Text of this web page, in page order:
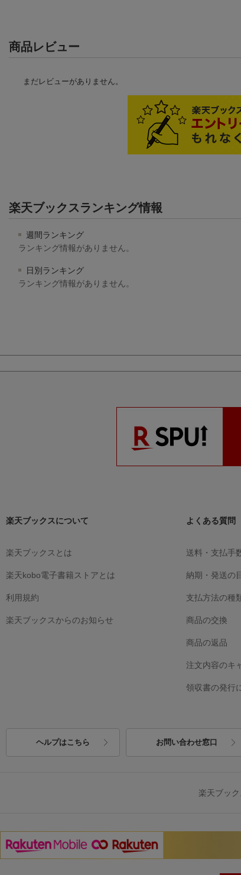
商品レビュー
まだレビューがありません。
楽天ブックスランキング情報
週間ランキング
ランキング情報がありません。
日別ランキング
ランキング情報がありません。
楽天ブックスについて
楽天ブックスとは
楽天kobo電子書籍ストアとは
利用規約
楽天ブックスからのお知らせ
よくある質問
送料・支払手
納期・発送の
支払方法の種
商品の交換
商品の返品
注文内容のキ
領収書の発行
ヘルプはこちら お問い合わせ窓口
楽天ブッ